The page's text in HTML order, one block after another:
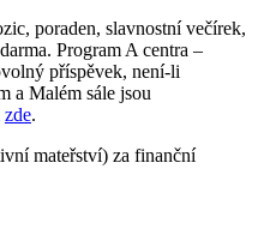
poraden, slavnostní večírek,
Program A centra –
příspěvek, není-li
a Malém sále jsou
zde.
mateřství) za finanční